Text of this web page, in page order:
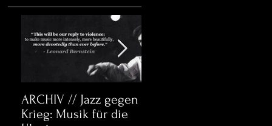
ARCHIV // Jazz gegen
Krieg: Musik für die